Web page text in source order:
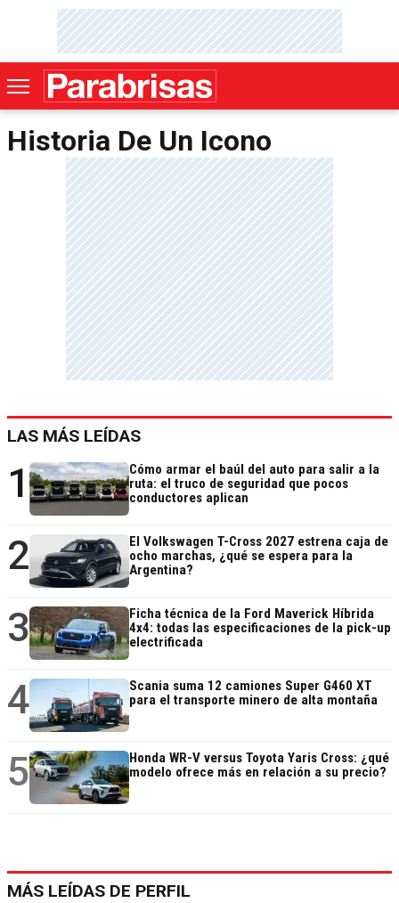
Historia De Un Icono
LAS MÁS LEÍDAS
1
Cómo armar el baúl del auto para salir a la
ruta: el truco de seguridad que pocos
conductores aplican
2
El Volkswagen T-Cross 2027 estrena caja de
ocho marchas, ¿qué se espera para la
Argentina?
3
Ficha técnica de la Ford Maverick Híbrida
4x4: todas las especificaciones de la pick-up
electrificada
4
Scania suma 12 camiones Super G460 XT
para el transporte minero de alta montaña
5
Honda WR-V versus Toyota Yaris Cross: ¿qué
modelo ofrece más en relación a su precio?
MÁS LEÍDAS DE PERFIL